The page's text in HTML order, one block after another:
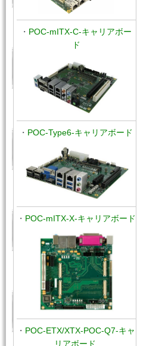
・ POC-mITX-C-キャリアボー
ド
・ POC-Type6-キャリアボード
・ POC-mITX-X-キャリアボード
・ POC-ETX/XTX-POC-Q7-キャ
リアボード